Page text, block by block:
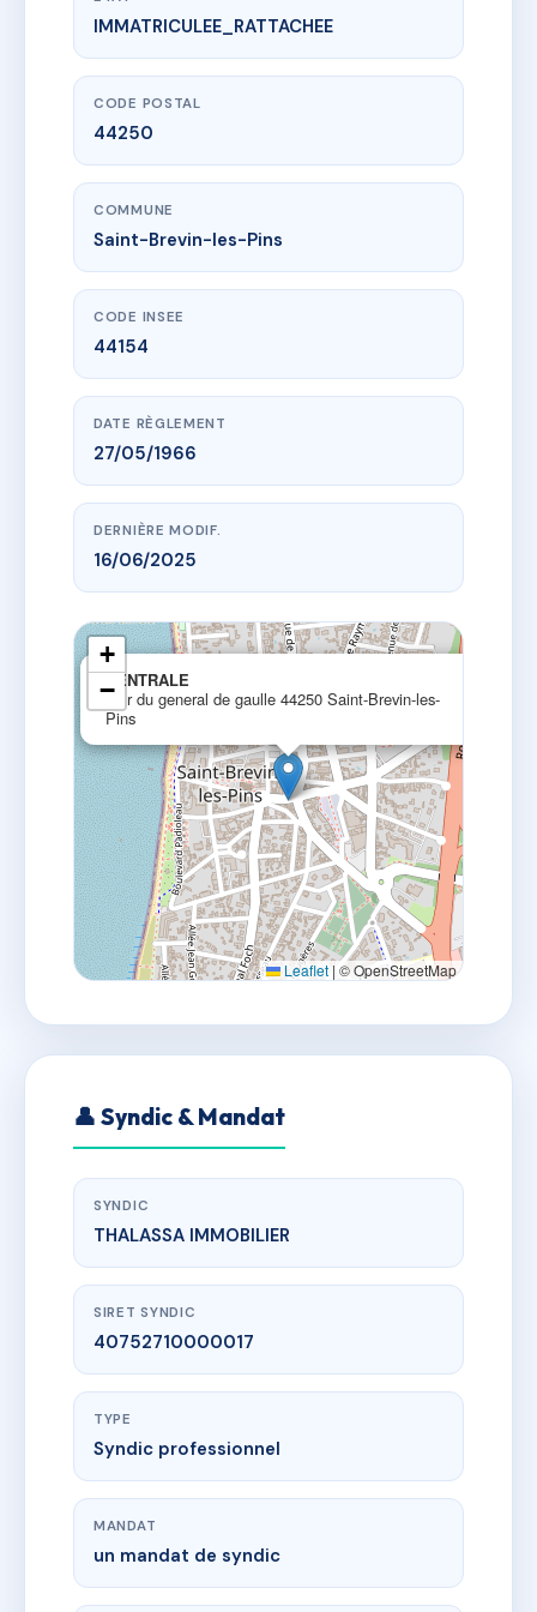
www.vme.plus/AC6532535
CENTRALE
16 r du general de gaulle
44250 Saint-Brevin-les-Pins
IMMATRICULEE_RATTACHEE
CODE POSTAL
44250
COMMUNE
Saint-Brevin-les-Pins
CODE INSEE
44154
DATE RÈGLEMENT
27/05/1966
DERNIÈRE MODIF.
16/06/2025
CENTRALE
16 r du general de gaulle 44250 Saint-Brevin-les-
Pins
+
−
Leaflet | © OpenStreetMap
👤 Syndic & Mandat
SYNDIC
THALASSA IMMOBILIER
SIRET SYNDIC
40752710000017
TYPE
Syndic professionnel
MANDAT
un mandat de syndic